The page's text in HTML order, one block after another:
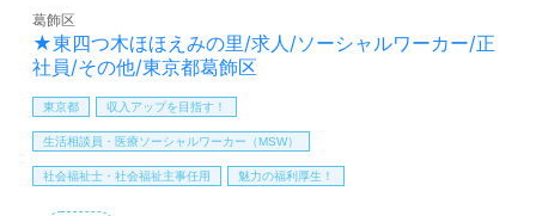
★東四つ木ほほえみの里/求人/ソーシャルワーカー/正
社員/その他/東京都葛飾区
葛飾区
東京都 収入アップを目指す！
生活相談員・医療ソーシャルワーカー（MSW）
社会福祉士・社会福祉主事任用 魅力の福利厚生！